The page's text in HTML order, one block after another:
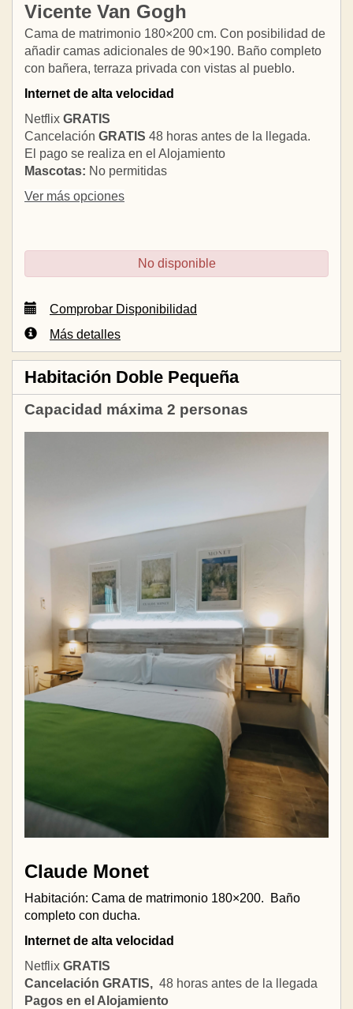
Vicente Van Gogh
Cama de matrimonio 180×200 cm. Con posibilidad de
añadir camas adicionales de 90×190. Baño completo
con bañera, terraza privada con vistas al pueblo.
Internet de alta velocidad
Netflix GRATIS
Cancelación GRATIS 48 horas antes de la llegada.
El pago se realiza en el Alojamiento
Mascotas: No permitidas
Ver más opciones
No disponible
Comprobar Disponibilidad
Más detalles
Habitación Doble Pequeña
Capacidad máxima 2 personas
Claude Monet
Habitación: Cama de matrimonio 180×200.
Baño
completo con ducha.
Internet de alta velocidad
Netflix GRATIS
Cancelación GRATIS, 48 horas antes de la llegada
Pagos en el Alojamiento